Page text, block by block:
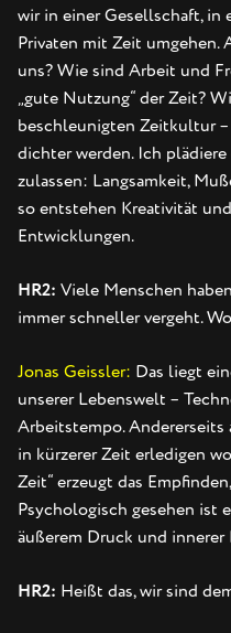
wir in einer Gesellschaft, in
Privaten mit Zeit umgehen.
uns? Wie sind Arbeit und
„gute Nutzung“ der Zeit?
beschleunigten Zeitkultur
dichter werden. Ich
zulassen: Langsamkeit,
so entstehen Kreativität
Entwicklungen.
HR2: Viele Menschen
immer schneller vergeht.
Jonas Geissler: Das liegt
unserer Lebenswelt –
Arbeitstempo. Andererseits
in kürzerer Zeit erledigen
Zeit“ erzeugt das
Psychologisch gesehen ist
äußerem Druck und innerer
HR2: Heißt das, wir sind